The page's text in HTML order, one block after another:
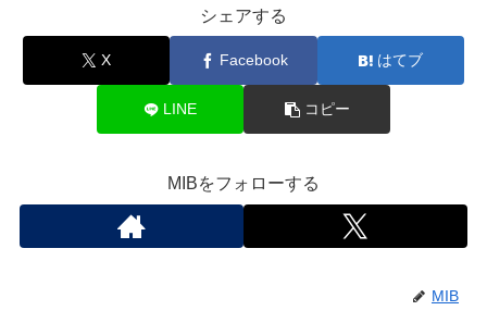
シェアする
X Facebook はてブ
LINE コピー
MIBをフォローする
MIB